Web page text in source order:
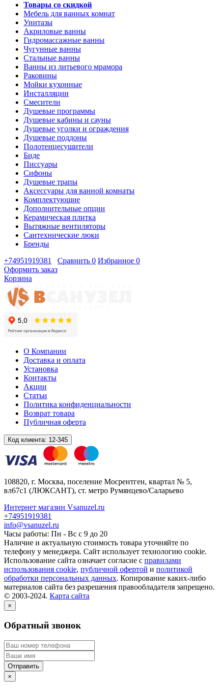
Товары со скидкой
Мебель для ванных комнат
Унитазы
Акриловые ванны
Гидромассажные ванны
Чугунные ванны
Стальные ванны
Ванны из литьевого мрамора
Раковины
Мойки кухонные
Инсталляции
Смесители
Душевые программы
Душевые кабины и сауны
Душевые уголки и ограждения
Душевые поддоны
Полотенцесушители
Биде
Писсуары
Сифоны
Душевые трапы
Аксессуары для ванной комнаты
Комплектующие
Дополнительные опции
Керамическая плитка
Вытяжные вентиляторы
Сантехнические люки
Бренды
+74951919381
Сравнить 0 Избранное 0
Оформить заказ
Корзина
О Компании
Доставка и оплата
Установка
Контакты
Акции
Статьи
Политика конфиденциальности
Возврат товара
Публичная оферта
Код клиента: 12-345
108820, г. Москва, поселение Мосрентген, квартал № 5,
вл67с1 (ЛЮКСАНТ), ст. метро Румянцево/Саларьево
Интернет магазин Vsanuzel.ru
+74951919381
info@vsanuzel.ru
Часы работы: Пн - Вс с 9 до 20
Наличие и актуальную стоимость товара уточняйте по
телефону у менеджера. Сайт использует технологию cookie.
Использование сайта означает согласие с правилами
использования cookie, публичной офертой и политикой
обработки персональных данных. Копирование каких-либо
материалов сайта без разрешения правообладателя запрещено.
© 2003-2024. Карта сайта
×
Обратный звонок
×